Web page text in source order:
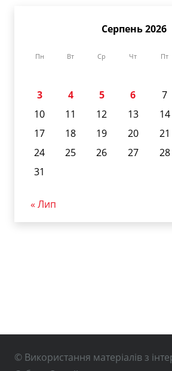
Серпень 2026
Пн Вт Ср Чт Пт
3
4 5 6 7
10
11 12 13 14
17
18 19 20 21
24
25 26 27 28
31
« Лип
© Використання матеріалів з